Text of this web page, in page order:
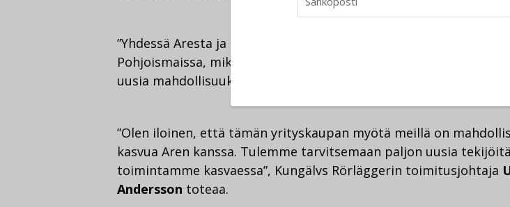
”Yhdessä Aresta ja Kungälvs Rörläggeristä kehittyy merkittävä
Pohjoismaissa, mikä avaa sekä henkilöstöllemme että
uusia mahdollisuuksia.”
”Olen iloinen, että tämän yrityskaupan myötä meillä on
kasvua Aren kanssa. Tulemme tarvitsemaan paljon uusia tekijöitä
toimintamme kasvaessa”, Kungälvs Rörläggerin toimitusjohtaja
Andersson toteaa.